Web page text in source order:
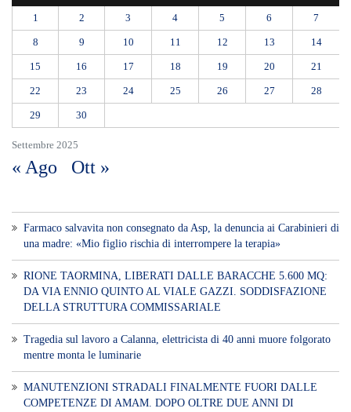
Settembre 2025
1 2 3 4 5 6 7
8 9 10 11 12 13 14
15 16 17 18 19 20 21
22 23 24 25 26 27 28
29 30
« Ago Ott »
Farmaco salvavita non consegnato da Asp, la denuncia ai Carabinieri di
una madre: «Mio figlio rischia di interrompere la terapia»
RIONE TAORMINA, LIBERATI DALLE BARACCHE 5.600 MQ:
DA VIA ENNIO QUINTO AL VIALE GAZZI. SODDISFAZIONE
DELLA STRUTTURA COMMISSARIALE
Tragedia sul lavoro a Calanna, elettricista di 40 anni muore folgorato
mentre monta le luminarie
MANUTENZIONI STRADALI FINALMENTE FUORI DALLE
COMPETENZE DI AMAM. DOPO OLTRE DUE ANNI DI